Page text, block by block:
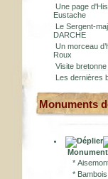
Une page
Eustache
Le Sergent-
DARCHE
Un morceau
Roux
Visite bretonne
Les dernières
Monuments
Monument
*
* Bambois